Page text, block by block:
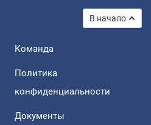
В начало
Команда
Политика
конфиденциальности
Документы